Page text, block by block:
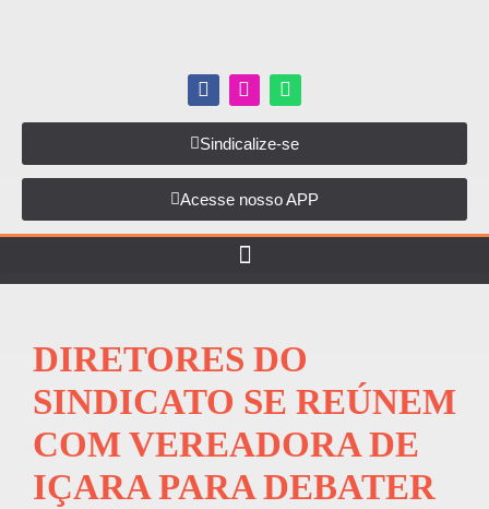
Sindicalize-se
Acesse nosso APP
DIRETORES DO
SINDICATO SE REÚNEM
COM VEREADORA DE
IÇARA PARA DEBATER